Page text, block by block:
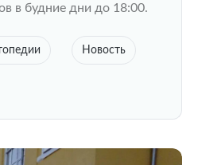
в будние дни до 18:00.
Новость